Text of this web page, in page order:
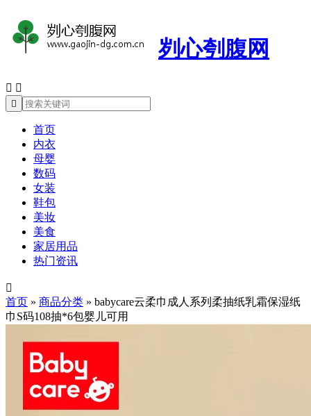
刿心刳腹网
 

首页
内衣
母婴
数码
女装
鞋包
美妆
美食
家居用品
热门资讯

首页 » 商品分类 » babycare云柔巾成人系列柔抽纸乳霜保湿纸
巾S码108抽*6包婴儿可用